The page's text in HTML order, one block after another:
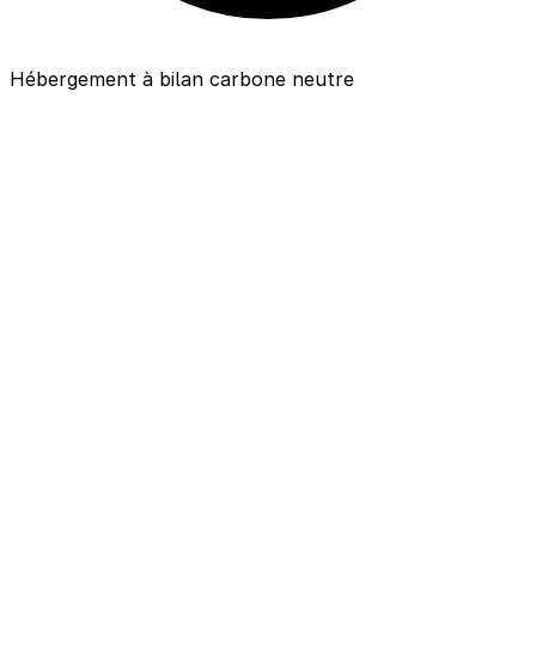
Hébergement à bilan carbone neutre